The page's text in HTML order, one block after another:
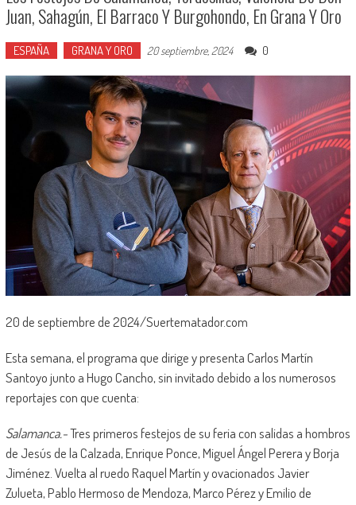
Juan, Sahagún, El Barraco Y Burgohondo, En Grana Y Oro
ESPAÑA GRANA Y ORO 20 septiembre, 2024 0
20 de septiembre de 2024/Suertematador.com
Esta semana, el programa que dirige y presenta Carlos Martín
Santoyo junto a Hugo Cancho, sin invitado debido a los numerosos
reportajes con que cuenta:
Salamanca.-Tres primeros festejos de su feria con salidas a hombros
de Jesús de la Calzada, Enrique Ponce, Miguel Ángel Perera y Borja
Jiménez. Vuelta al ruedo Raquel Martín y ovacionados Javier
Zulueta, Pablo Hermoso de Mendoza, Marco Pérez y Emilio de